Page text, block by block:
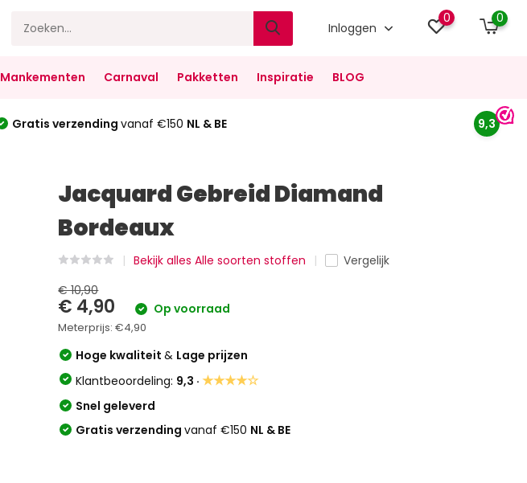
Inloggen
0 0
Mankementen Carnaval Pakketten Inspiratie BLOG
Gratis verzending vanaf €150 NL & BE 9,3
Jacquard Gebreid Diamand
Bordeaux
Bekijk alles Alle soorten stoffen
Vergelijk
€ 10,90
€ 4,90 Op voorraad
Meterprijs:€4,90
Hoge kwaliteit& Lage prijzen
Klantbeoordeling: 9,3 ·★★★★☆
Snel geleverd
Gratis verzendingvanaf €150 NL & BE